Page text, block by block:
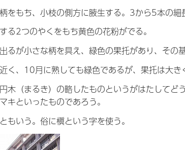
をもち、小枝の側方に腋生する。3から5本の細
る2つのやくをもち黄色の花粉がでる。
るが小さな柄を具え、緑色の果托があり、その
く、10月に熟しても緑色であるが、果托は大き
木（まるき）の略したものというがはたして
キといったものであろう。
もいう。俗に槇という字を使う。